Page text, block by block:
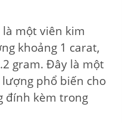
là một viên kim
khoảng 1 carat,
gram. Đây là một
phổ biến cho
đính kèm trong